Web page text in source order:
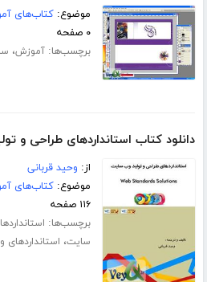
موضوع:کتاب‌های
۰ صفحه
برچسب‌ها:آموزش،
دانلود کتاب استانداردهای طراحی و
از: وحید قربانی
موضوع:کتاب‌های
۱۱۶ صفحه
برچسب‌ها:
سایت، استانداردهای